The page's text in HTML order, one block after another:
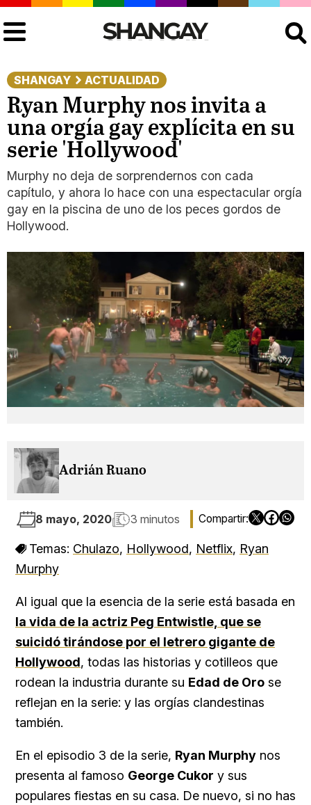
SHANGAY ACTUALIDAD
Ryan Murphy nos invita a
una orgía gay explícita en su
serie 'Hollywood'
Murphy no deja de sorprendernos con cada
capítulo, y ahora lo hace con una espectacular orgía
gay en la piscina de uno de los peces gordos de
Hollywood.
Adrián Ruano
8 mayo, 2020 3 minutos
Temas: Chulazo, Hollywood, Netflix, Ryan
Murphy
Al igual que la esencia de la serie está basada en
la vida de la actriz Peg Entwistle, que se
suicidó tirándose por el letrero gigante de
Hollywood, todas las historias y cotilleos que
rodean la industria durante su Edad de Oro se
reflejan en la serie: y las orgías clandestinas
también.
En el episodio 3 de la serie, Ryan Murphy nos
presenta al famoso George Cukor y sus
populares fiestas en su casa. De nuevo, si no has